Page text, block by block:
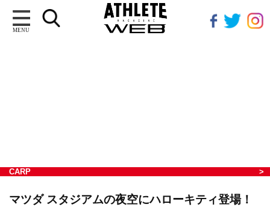
MENU
CARP
マツダ スタジアムの夜空にハローキティ登場！